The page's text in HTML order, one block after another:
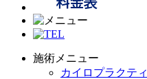
施術メニュー
カイロプラクテ